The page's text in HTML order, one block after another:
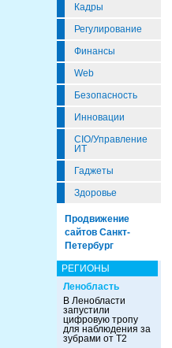
Кадры
Регулирование
Финансы
Web
Безопасность
Инновации
CIO/Управление
ИТ
Гаджеты
Здоровье
Продвижение
сайтов Санкт-
Петербург
РЕГИОНЫ
Ленобласть
В Ленобласти
запустили
цифровую тропу
для наблюдения за
зубрами от Т2